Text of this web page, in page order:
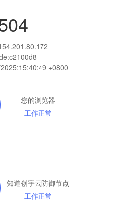
+0800
您的浏览器
工作正常
知道创宇云防御节点
工作正常